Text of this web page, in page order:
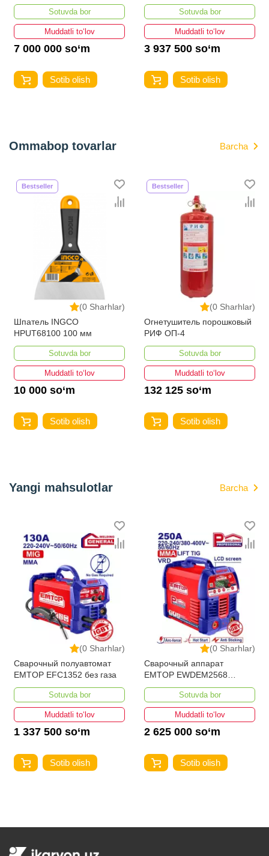
Sotuvda bor
Muddatli to‘lov
7 000 000 so‘m
Sotib olish
Sotuvda bor
Muddatli to‘lov
3 937 500 so‘m
Sotib olish
Ommabop tovarlar Barcha
(0 Sharhlar)
Bestseller
Шпатель INGCO
HPUT68100 100 мм
Sotuvda bor
Muddatli to‘lov
10 000 so‘m
Sotib olish
(0 Sharhlar)
Bestseller
Огнетушитель порошковый
РИФ ОП-4
Sotuvda bor
Muddatli to‘lov
132 125 so‘m
Sotib olish
Yangi mahsulotlar Barcha
(0 Sharhlar)
Сварочный полуавтомат
EMTOP EFC1352 без газа
Sotuvda bor
Muddatli to‘lov
1 337 500 so‘m
Sotib olish
(0 Sharhlar)
Сварочный аппарат
EMTOP EWDEM2568
MMA/TIG Lift
Sotuvda bor
Muddatli to‘lov
2 625 000 so‘m
Sotib olish